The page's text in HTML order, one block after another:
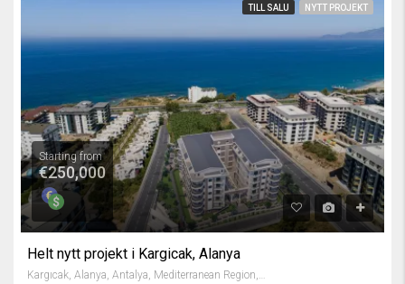
TILL SALU NYTT PROJEKT
Starting from
€250,000
Helt nytt projekt i Kargicak, Alanya
Kargıcak, Alanya, Antalya, Mediterranean Region, 07435, Turkey